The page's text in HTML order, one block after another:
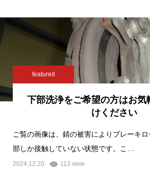
featured
下部洗浄をご希望の方はお気
けください
ご覧の画像は、錆の被害によりブレーキ
部しか接触していない状態です。こ…
2024.12.20 113 view